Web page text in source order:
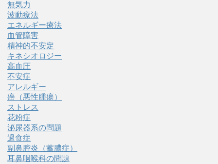
無気力
波動療法
エネルギー療法
血管障害
精神的不安定
キネシオロジー
高血圧
不安症
アレルギー
癌（悪性腫瘍）
ストレス
花粉症
泌尿器系の問題
過食症
副鼻腔炎（蓄膿症）
耳鼻咽喉科の問題